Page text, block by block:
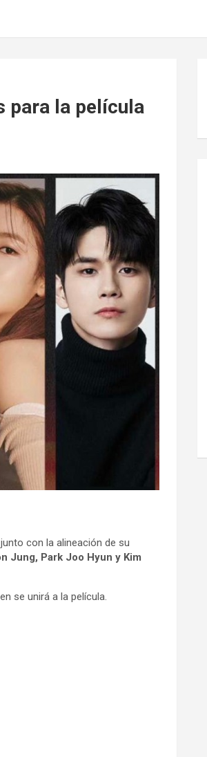
para la película
con la alineación de su
Jung, Park Joo Hyun y Kim
se unirá a la película.